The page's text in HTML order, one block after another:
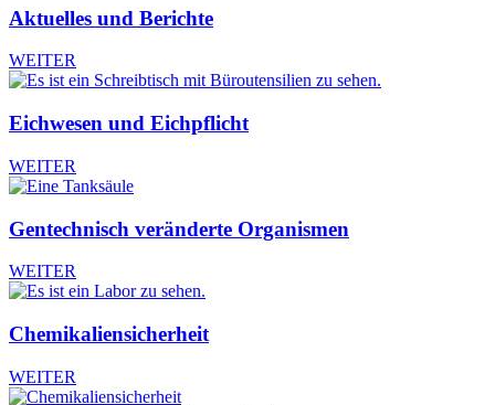
Aktuelles und Berichte
WEITER
Eichwesen und Eichpflicht
WEITER
Gentechnisch veränderte Organismen
WEITER
Chemikaliensicherheit
WEITER